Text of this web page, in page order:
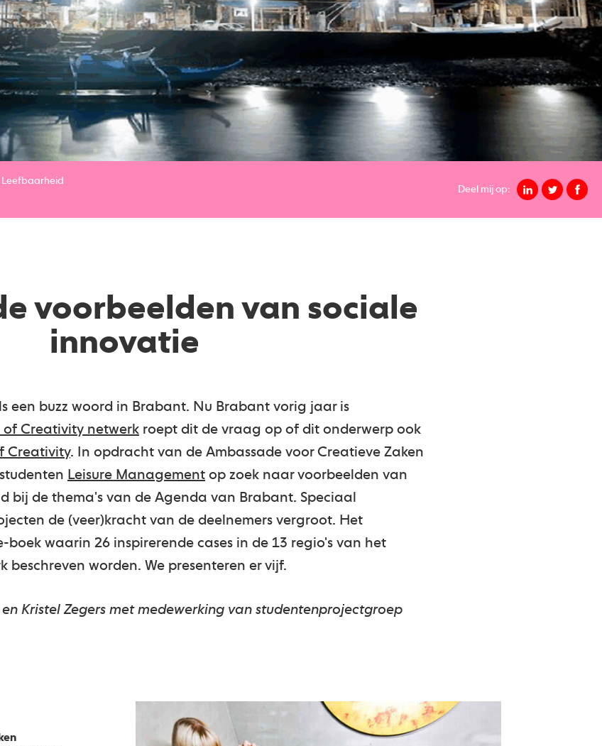
Leefbaarheid
Deel mij op:
voorbeelden van sociale
innovatie
een buzz woord in Brabant. Nu Brabant vorig jaar is
of Creativity netwerk roept dit de vraag op of dit onderwerp ook
Creativity. In opdracht van de Ambassade voor Creatieve Zaken
Leisure Management op zoek naar voorbeelden van
bij de thema's van de Agenda van Brabant. Speciaal
de (veer)kracht van de deelnemers vergroot. Het
boek waarin 26 inspirerende cases in de 13 regio's van het
beschreven worden. We presenteren er vijf.
en Kristel Zegers met medewerking van studentenprojectgroep